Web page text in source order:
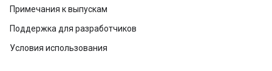
Примечания к выпускам
Поддержка для разработчиков
Условия использования